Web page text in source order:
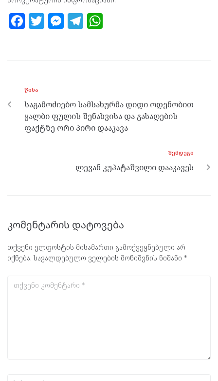
F
o
o
k
T M
er
T
m p
p
ᲬᲘᲜᲐ
საგამოძიებო სამსახურმა დიდი ოდენობით
ყალბი ფულის შენახვისა და გასაღების
ფაქტზე ორი პირი დააკავა
ᲨᲔᲛᲓᲔᲒᲘ
ლევან კუპატაშვილი დააკავეს
კომენტარის დატოვება
თქვენი ელფოსტის მისამართი გამოქვეყნებული არ
იქნება. სავალდებულო ველების მონიშვნის ნიშანი *